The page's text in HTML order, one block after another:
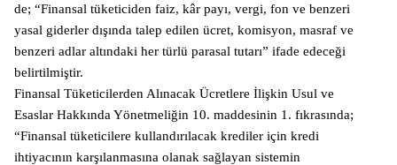
de; “Finansal tüketiciden faiz, kâr payı, vergi, fon ve benzeri
yasal giderler dışında talep edilen ücret, komisyon, masraf ve
benzeri adlar altındaki her türlü parasal tutarı” ifade edeceği
belirtilmiştir.
Finansal Tüketicilerden Alınacak Ücretlere İlişkin Usul ve
Esaslar Hakkında Yönetmeliğin 10. maddesinin 1. fıkrasında;
“Finansal tüketicilere kullandırılacak krediler için kredi
ihtiyacının karşılanmasına olanak sağlayan sistemin